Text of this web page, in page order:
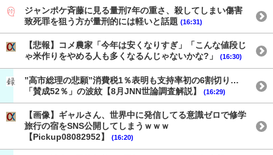
ジャンポケ斉藤に見る量刑7年の重さ、殺してしまい傷害
致死罪を狙う方が量刑的には軽いと話題 (16:31)
【悲報】コメ農家「今年は安くなりすぎ」「こんな値段じ
ゃ米作りをやめる人も多くなるんじゃないかな?」
(16:30)
”高市総理の悲願”消費税1％表明も支持率初の6割切り…
「賛成52％」の波紋【8月JNN世論調査解説】
(16:29)
【画像】ギャルさん、世界中に発信してる意識ゼロで修学
旅行の宿をSNS公開してしまうｗｗｗ
【Pickup08082952】
(16:20)